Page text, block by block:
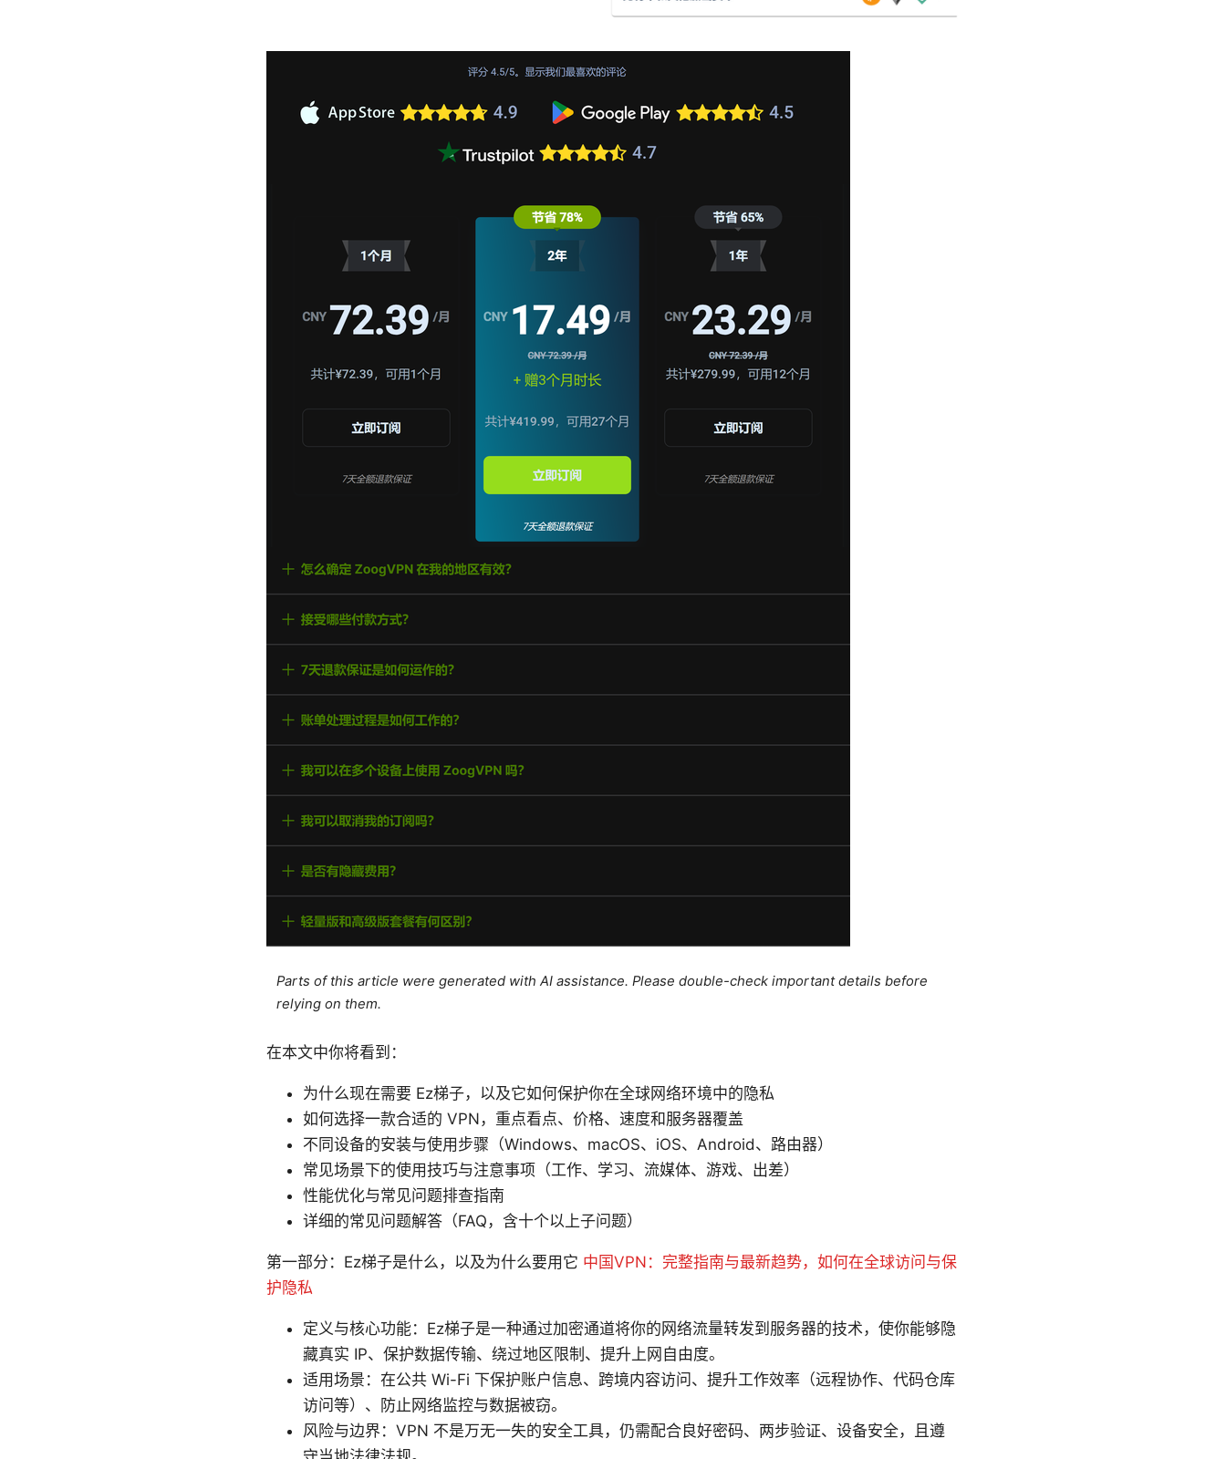
Parts of this article were generated with AI assistance. Please double-check important details before
relying on them.
在本文中你将看到：
为什么现在需要 Ez梯子，以及它如何保护你在全球网络环境中的隐私
如何选择一款合适的 VPN，重点看点、价格、速度和服务器覆盖
不同设备的安装与使用步骤（Windows、macOS、iOS、Android、路由器）
常见场景下的使用技巧与注意事项（工作、学习、流媒体、游戏、出差）
性能优化与常见问题排查指南
详细的常见问题解答（FAQ，含十个以上子问题）
第一部分：Ez梯子是什么，以及为什么要用它 中国VPN：完整指南与最新趋势，如何在全球访问与保
护隐私
定义与核心功能：Ez梯子是一种通过加密通道将你的网络流量转发到服务器的技术，使你能够隐
藏真实 IP、保护数据传输、绕过地区限制、提升上网自由度。
适用场景：在公共 Wi-Fi 下保护账户信息、跨境内容访问、提升工作效率（远程协作、代码仓库
访问等）、防止网络监控与数据被窃。
风险与边界：VPN 不是万无一失的安全工具，仍需配合良好密码、两步验证、设备安全，且遵